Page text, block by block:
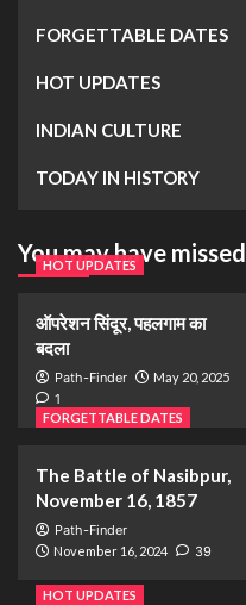
FORGETTABLE DATES
HOT UPDATES
INDIAN CULTURE
TODAY IN HISTORY
You may have missed
HOT UPDATES
ऑपरेशन सिंदूर, पहलगाम का
बदला
Path-Finder May 20, 2025
1
FORGETTABLE DATES
The Battle of Nasibpur,
November 16, 1857
Path-Finder
November 16, 2024 39
HOT UPDATES